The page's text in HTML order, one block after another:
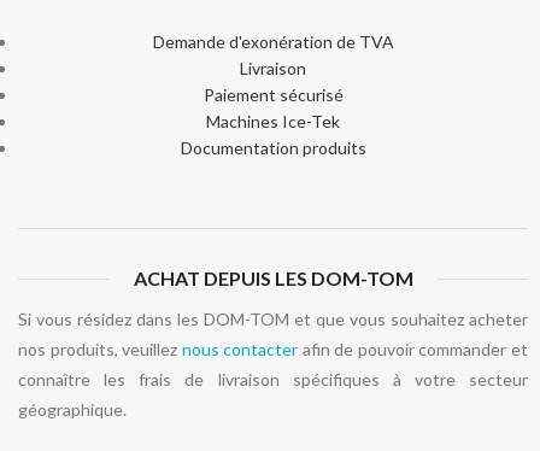
Demande d'exonération de TVA
Livraison
Paiement sécurisé
Machines Ice-Tek
Documentation produits
ACHAT DEPUIS LES DOM-TOM
Si vous résidez dans les DOM-TOM et que vous souhaitez acheter
nos produits, veuillez nous contacter afin de pouvoir commander et
connaître les frais de livraison spécifiques à votre secteur
géographique.